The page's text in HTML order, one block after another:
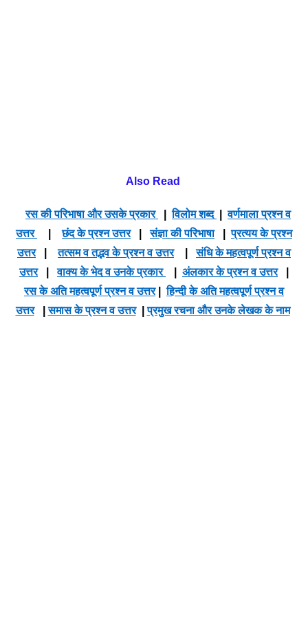
Also Read
रस की परिभाषा और उसके प्रकार |विलोम शब्द |वर्णमाला प्रश्न व
उत्तर
|छंद के प्रश्न उत्तर|संज्ञा की परिभाषा|प्रत्यय के प्रश्न
उत्तर|तत्सम व तद्भव के प्रश्न व उत्तर|संधि के महत्वपूर्ण प्रश्न व
उत्तर|वाक्य के भेद व उनके प्रकार अंलकार के प्रश्न व उत्तर|
रस के अति महत्वपूर्ण प्रश्न व उत्तर|हिन्दी के अति महत्वपूर्ण प्रश्न व
उत्तर|समास के प्रश्न व उत्तर|प्रमुख रचना और उनके लेखक के नाम